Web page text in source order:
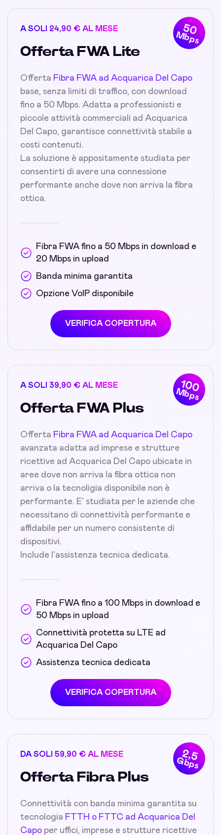
50
Mbps
A SOLI 24,90 € AL MESE
Offerta FWA Lite
Offerta Fibra FWA ad Acquarica Del Capo
base, senza limiti di traffico, con download
fino a 50 Mbps. Adatta a professionisti e
piccole attività commerciali ad Acquarica
Del Capo, garantisce connettività stabile a
costi contenuti.
La soluzione è appositamente studiata per
consentirti di avere una connessione
performante anche dove non arriva la fibra
ottica.
Fibra FWA fino a 50 Mbps in download e
20 Mbps in upload
Banda minima garantita
Opzione VoIP disponibile
VERIFICA COPERTURA
100
Mbps
A SOLI 39,90 € AL MESE
Offerta FWA Plus
Offerta Fibra FWA ad Acquarica Del Capo
avanzata adatta ad imprese e strutture
ricettive ad Acquarica Del Capo ubicate in
aree dove non arriva la fibra ottica non
arriva o la tecnoligia disponibile non è
performante. E' studiata per le aziende che
necessitano di connettività performante e
affidabile per un numero consistente di
dispositivi.
Include l'assistenza tecnica dedicata.
Fibra FWA fino a 100 Mbps in download e
50 Mbps in upload
Connettività protetta su LTE ad
Acquarica Del Capo
Assistenza tecnica dedicata
VERIFICA COPERTURA
2,5
Gbps
DA SOLI 59,90 € AL MESE
Offerta Fibra Plus
Connettività con banda minima garantita su
tecnologia FTTH o FTTC ad Acquarica Del
Capo per uffici, imprese e strutture ricettive